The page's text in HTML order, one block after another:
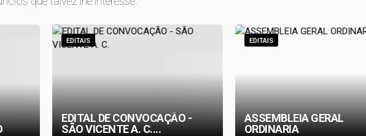
EDITAIS
EDITAL DE CONVOCAÇÃO -
SÃO VICENTE A. C....
EDITAIS
ASSEMBLEIA GERAL
ORDINARIA